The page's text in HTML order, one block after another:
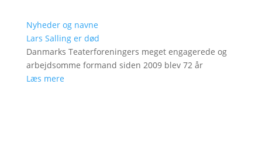
Nyheder og navne
Lars Salling er død
Danmarks Teaterforeningers meget engagerede og
arbejdsomme formand siden 2009 blev 72 år
Læs mere